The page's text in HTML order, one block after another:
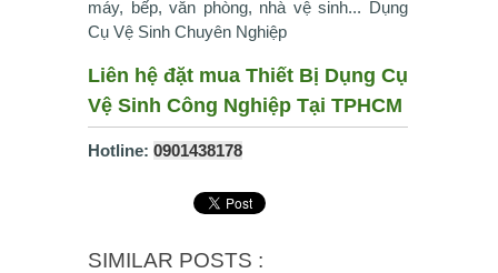
máy, bếp, văn phòng, nhà vệ sinh... Dụng
Cụ Vệ Sinh Chuyên Nghiệp
Liên hệ đặt mua Thiết Bị Dụng Cụ
Vệ Sinh Công Nghiệp Tại TPHCM
Hotline: 0901438178
SIMILAR POSTS :